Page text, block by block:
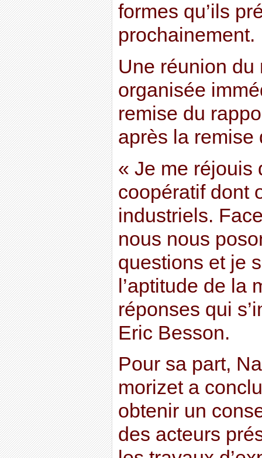
formes qu’ils
prochainement.
Une réunion du
organisée
remise du
après la remise
« Je me réjouis
coopératif dont
industriels.
nous nous
questions et je
l’aptitude de la
réponses qui
Eric Besson.
Pour sa part,
morizet a
obtenir un
des acteurs